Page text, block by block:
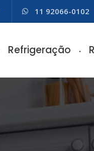
11 92066-0102
Refrigeração